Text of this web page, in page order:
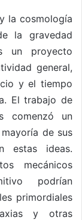
la cosmología
la gravedad
un proyecto
general,
y el tiempo
El trabajo de
comenzó un
de sus
estas ideas.
mecánicos
podrían
primordiales
y otras